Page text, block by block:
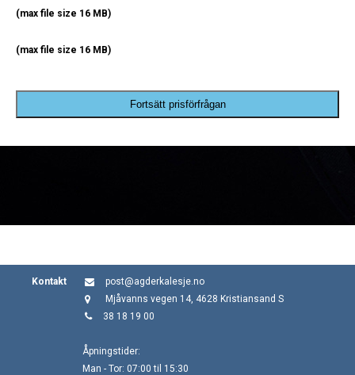
(max file size 16 MB)
(max file size 16 MB)
Fortsätt prisförfrågan
Kontakt
post@agderkalesje.no
Mjåvanns vegen 14, 4628 Kristiansand S
38 18 19 00
Åpningstider:
Man - Tor: 07:00 til 15:30